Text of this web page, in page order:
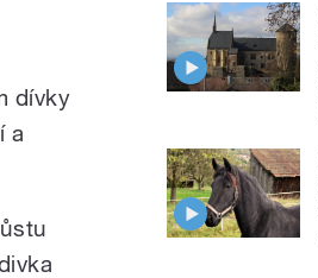
dívky
a